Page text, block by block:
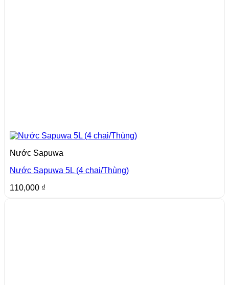
Nước Sapuwa
Nước Sapuwa 5L (4 chai/Thùng)
110,000 ₫